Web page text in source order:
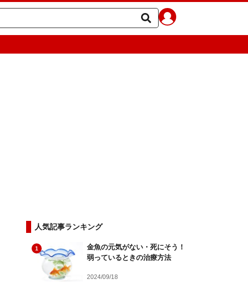
人気記事ランキング
1
金魚の元気がない・死にそう！
弱っているときの治療方法
2024/09/18